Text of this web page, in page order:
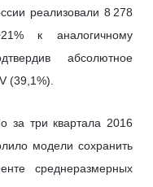
реализовали 8 278
к аналогичному
абсолютное
(39,1%).
за три квартала 2016
модели сохранить
среднеразмерных